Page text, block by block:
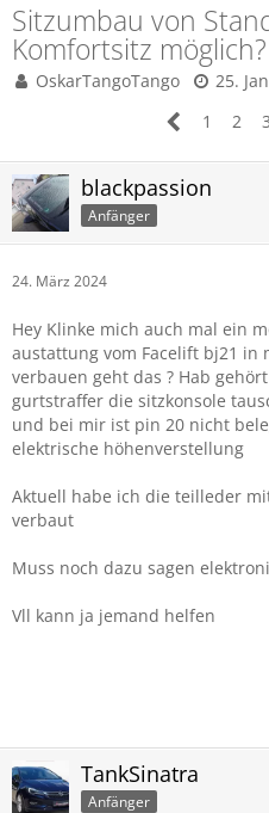
Sitzumbau von
Komfortsitz möglich?
OskarTangoTango
25.
1
2 3
blackpassion
Anfänger
24. März 2024
Hey Klinke mich auch mal ein
austattung vom Facelift bj21 in
verbauen geht das ? Hab
gurtstraffer die sitzkonsole
und bei mir ist pin 20 nicht
elektrische höhenverstellung
Aktuell habe ich die teilleder
verbaut
Muss noch dazu sagen
Vll kann ja jemand helfen
TankSinatra
Anfänger